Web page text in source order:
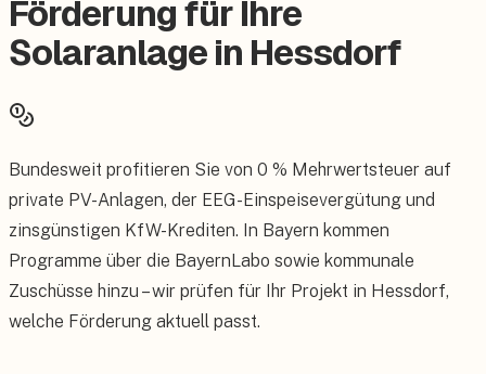
Förderung für Ihre
Solaranlage in Hessdorf
Bundesweit profitieren Sie von 0 % Mehrwertsteuer auf
private PV-Anlagen, der EEG-Einspeisevergütung und
zinsgünstigen KfW-Krediten. In Bayern kommen
Programme über die BayernLabo sowie kommunale
Zuschüsse hinzu – wir prüfen für Ihr Projekt in Hessdorf,
welche Förderung aktuell passt.